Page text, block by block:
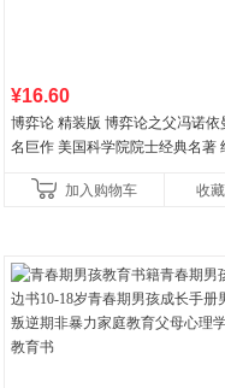
¥16.60
博弈论 精装版 博弈论之父冯诺依
名巨作 美国科学院院士经典名著
加入购物车
收藏